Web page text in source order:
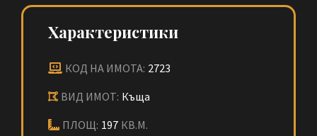
Характеристики
КОД НА ИМОТА: 2723
ВИД ИМОТ: Къща
ПЛОЩ: 197 КВ.М.